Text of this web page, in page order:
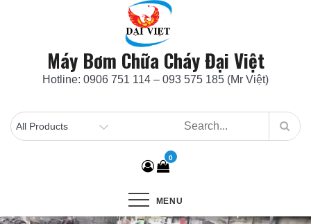
Máy Bơm Chữa Cháy Đại Việt
Hotline: 0906 751 114 – 093 575 185 (Mr Việt)
0
MENU